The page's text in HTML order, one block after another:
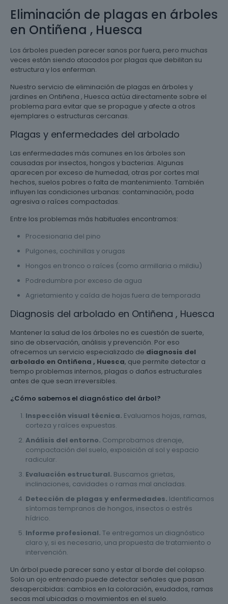
Eliminación de plagas en árboles
en Ontiñena , Huesca
Los árboles pueden parecer sanos por fuera, pero muchas
veces están siendo atacados por plagas que debilitan su
estructura y los enferman.
Nuestro servicio de eliminación de plagas en árboles y
jardines en Ontiñena , Huesca actúa directamente sobre el
problema para evitar que se propague y afecte a otros
ejemplares o estructuras cercanas.
Plagas y enfermedades del arbolado
Las enfermedades más comunes en los árboles son
causadas por insectos, hongos y bacterias. Algunas
aparecen por exceso de humedad, otras por cortes mal
hechos, suelos pobres o falta de mantenimiento. También
influyen las condiciones urbanas: contaminación, poda
agresiva o raíces compactadas.
Entre los problemas más habituales encontramos:
Procesionaria del pino
Pulgones, cochinillas y orugas
Hongos en tronco o raíces (como armillaria o mildiu)
Podredumbre por exceso de agua
Agrietamiento y caída de hojas fuera de temporada
Diagnosis del arbolado en Ontiñena , Huesca
Mantener la salud de los árboles no es cuestión de suerte,
sino de observación, análisis y prevención. Por eso
ofrecemos un servicio especializado de diagnosis del
arbolado en Ontiñena , Huesca, que permite detectar a
tiempo problemas internos, plagas o daños estructurales
antes de que sean irreversibles.
¿Cómo sabemos el diagnóstico del árbol?
Inspección visual técnica. Evaluamos hojas, ramas,
corteza y raíces expuestas.
Análisis del entorno. Comprobamos drenaje,
compactación del suelo, exposición al sol y espacio
radicular.
Evaluación estructural. Buscamos grietas,
inclinaciones, cavidades o ramas mal ancladas.
Detección de plagas y enfermedades. Identificamos
síntomas tempranos de hongos, insectos o estrés
hídrico.
Informe profesional. Te entregamos un diagnóstico
claro y, si es necesario, una propuesta de tratamiento o
intervención.
Un árbol puede parecer sano y estar al borde del colapso.
Solo un ojo entrenado puede detectar señales que pasan
desapercibidas: cambios en la coloración, exudados, ramas
secas mal ubicadas o movimientos en el suelo.